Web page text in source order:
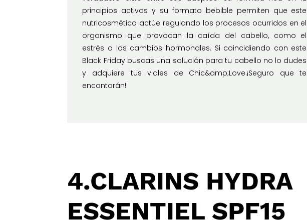
principios activos y su formato bebible permiten que este
nutricosmético actúe regulando los procesos ocurridos en el
organismo que provocan la caída del cabello, como el
estrés o los cambios hormonales. Si coincidiendo con este
Black Friday buscas una solución para tu cabello no lo dudes
y adquiere tus viales de Chic&amp;Love.¡Seguro que te
encantarán!
4.CLARINS HYDRA
ESSENTIEL SPF15